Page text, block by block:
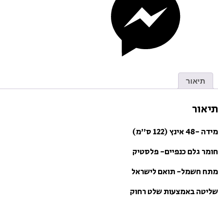
תיאור
תיאור
מידה -48 אינץ (122 ס”מ)
חומר גלם כנפיים- פלסטיק
מתח חשמל- תואם לישראל
שליטה באמצעות שלט רחוק